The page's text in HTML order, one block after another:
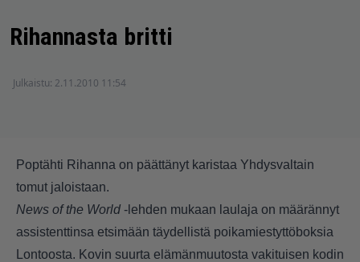
Rihannasta britti
Julkaistu: 2.11.2010 11:54
Poptähti Rihanna on päättänyt karistaa Yhdysvaltain
tomut jaloistaan.
News of the World -lehden mukaan laulaja on määrännyt
assistenttinsa etsimään täydellistä poikamiestyttöboksia
Lontoosta. Kovin suurta elämänmuutosta vakituisen kodin